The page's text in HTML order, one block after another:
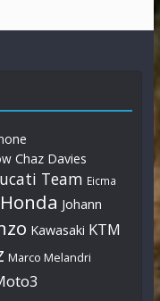
Chaz Davies
Team Eicma
Honda Johann
Kawasaki KTM
Marco Melandri